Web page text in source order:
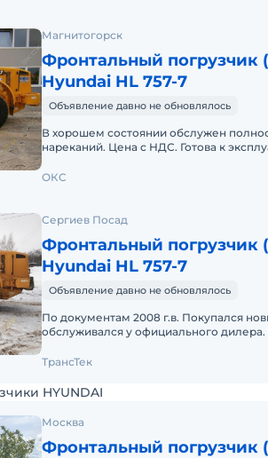
Магнитогорск
Фронтальный погрузчик
Hyundai HL 757-7
Объявление давно не обновлялось
В хорошем состоянии обслужен
нареканий. Цена с НДС. Готова к
ОКС
Сергиев Посад
Фронтальный погрузчик
Hyundai HL 757-7
Объявление давно не обновлялось
По документам 2008 г.в. Покупался
обслуживался у официального
ТрансТек
HYUNDAI
Москва
Фронтальный погрузчик